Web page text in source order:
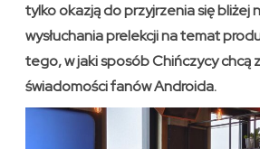
tylko okazją do przyjrzenia się bliżej
wysłuchania prelekcji na temat
tego, w jaki sposób Chińczycy chcą
świadomości fanów Androida.